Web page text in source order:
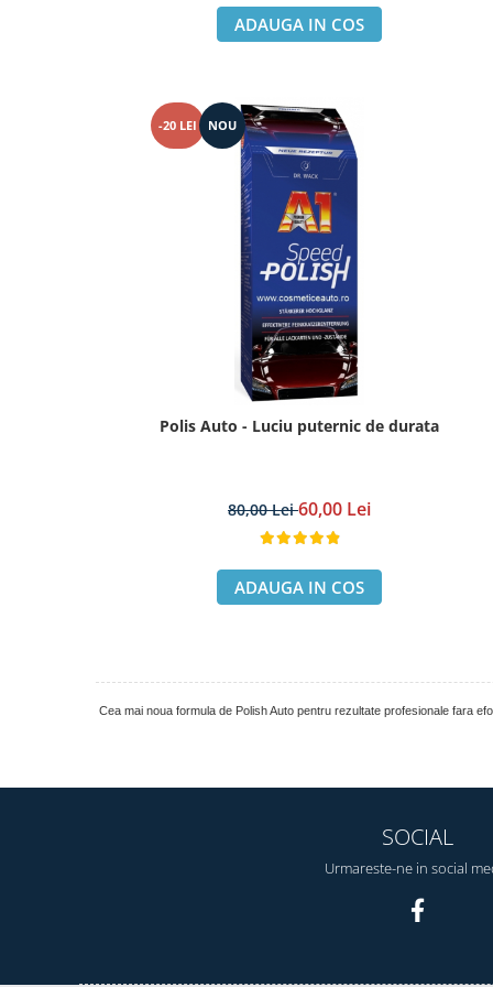
ADAUGA IN COS
-20 LEI NOU
Polis Auto - Luciu puternic de durata
80,00 Lei60,00 Lei
ADAUGA IN COS
Cea mai noua formula de Polish Auto pentru rezultate profesionale fara
SOCIAL
Urmareste-ne in social